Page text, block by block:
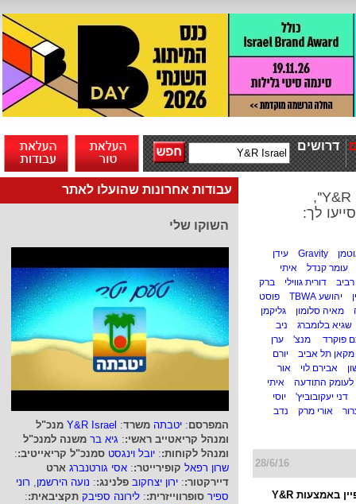
דרושים
עבודות אחרונות שהועלו לאתר
השוקו שלי
המפרסם: יטבתה משרד:
Y&R Israel מנכ"ל
ומנהל קריאטייב ראשי:: גיא בר משנה למנכ"ל
ומנהל לקוחות:: יובל וינגסט סמנכ"ל קריאייטיב::
שרון רפאל קופירייטר:: אסי גורטנברג ארט
דיירקטור:: ירון יצחקוב פלנינג:: נועה הירשמן, רוני
ספיר סופרווייזרית:: לירונה ספיבק תקציבאית::
לך:
Gravity
עידן
עומר קנדל
איתי
דורית גווילי
ברק
יהושע TBWA
פוסט
מאיה סלומון
גליקמן
שגיא בלומברג
ניב
פוקרד
מנצ'
ערן
מקאן תל אביב
יורם
אבירם לוי
אור
לעומק התודעה
איתי
דני יעקובוביץ'
יוסי
אורי מרק נדב
28/6/16
פלסאון בקמפיין באמצעות Y&R